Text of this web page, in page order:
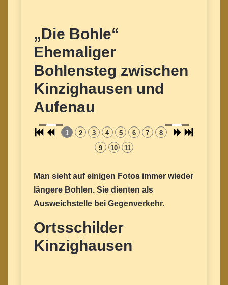
„Die Bohle“
Ehemaliger
Bohlensteg zwischen
Kinzighausen und
Aufenau
1 2 3 4 5 6 7 8
9 10 11
Man sieht auf einigen Fotos immer wieder
längere Bohlen. Sie dienten als
Ausweichstelle bei Gegenverkehr.
Ortsschilder
Kinzighausen